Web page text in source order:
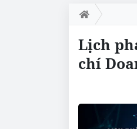
Lịch
chí